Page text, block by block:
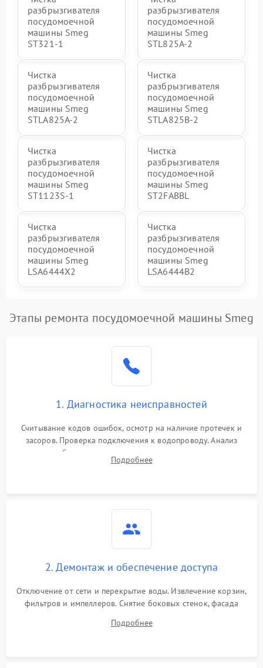
разбрызгивателя
посудомоечной
машины Smeg
ST321-1
разбрызгивателя
посудомоечной
машины Smeg
STL825A-2
Чистка
разбрызгивателя
посудомоечной
машины Smeg
STLA825A-2
Чистка
разбрызгивателя
посудомоечной
машины Smeg
STLA825B-2
Чистка
разбрызгивателя
посудомоечной
машины Smeg
ST1123S-1
Чистка
разбрызгивателя
посудомоечной
машины Smeg
ST2FABBL
Чистка
разбрызгивателя
посудомоечной
машины Smeg
LSA6444X2
Чистка
разбрызгивателя
посудомоечной
машины Smeg
LSA6444B2
Этапы ремонта посудомоечной машины Smeg
1. Диагностика неисправностей
Считывание кодов ошибок, осмотр на наличие протечек и
засоров. Проверка подключения к водопроводу. Анализ
жалоб на отсутствие слива, нагрева, вращения
разбрызгивателей или срабатывание системы защиты
Подробнее
2. Демонтаж и обеспечение доступа
Отключение от сети и перекрытие воды. Извлечение корзин,
фильтров и импеллеров. Снятие боковых стенок, фасада
циркуляционному насосу, ТЭНу и сливной помпе.
Подробнее